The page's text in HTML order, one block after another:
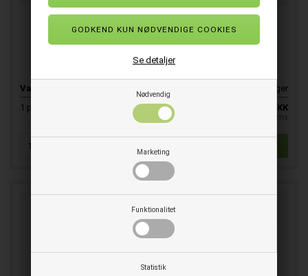
Nødvendig
Marketing
Funktionalitet
Statistik
Se detaljer
Ekstra kraftig latex hanske
Varenr.
På lager
1 par SPAR 33% DKK
pr. stk. ekskl. moms